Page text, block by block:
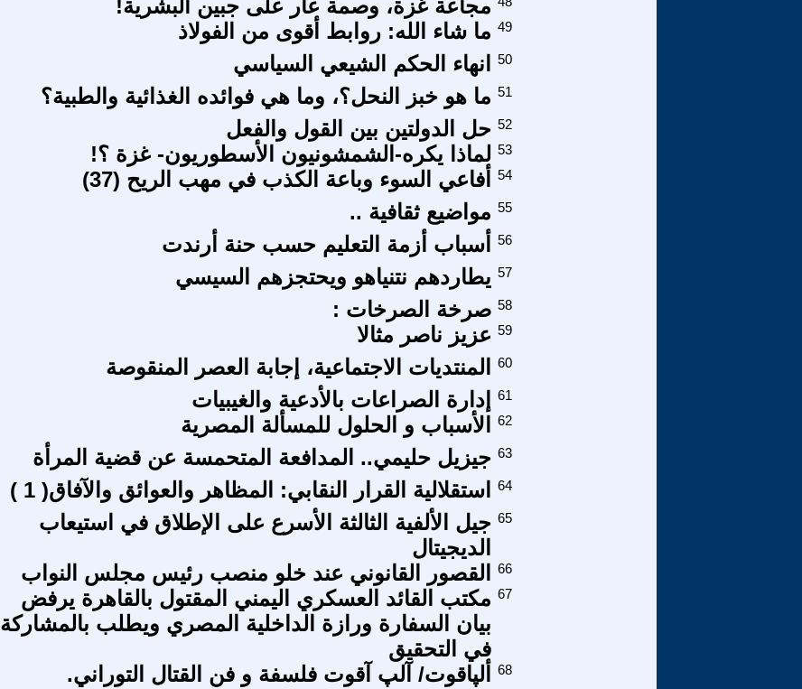
مجاعة غزة، وصمة عار على جبين البشرية!
ما شاء الله: روابط أقوى من الفولاذ 49
انهاء الحكم الشيعي السياسي 50
ما هو خبز النحل؟، وما هي فوائده الغذائية والطبية؟ 51
حل الدولتين بين القول والفعل 52
لماذا يكره-الشمشونيون الأسطوريون- غزة ؟! 53
أفاعي السوء وباعة الكذب في مهب الريح (37) 54
مواضيع ثقافية .. 55
أسباب أزمة التعليم حسب حنة أرندت 56
يطاردهم نتنياهو ويحتجزهم السيسي 57
صرخة الصرخات : 58
عزيز ناصر مثالا 59
المنتديات الاجتماعية، إجابة العصر المنقوصة 60
إدارة الصراعات بالأدعية والغيبيات
61
الأسباب و الحلول للمسألة المصرية 62
جيزيل حليمي.. المدافعة المتحمسة عن قضية المرأة 63
استقلالية القرار النقابي: المظاهر والعوائق والآفاق( 1 ) 64
جيل الألفية الثالثة الأسرع على الإطلاق في استيعاب
الديجيتال
65
القصور القانوني عند خلو منصب رئيس مجلس النواب
66
مكتب القائد العسكري اليمني المقتول بالقاهرة يرفض
بيان السفارة ورازة الداخلية المصري ويطلب بالمشاركة
في التحقيق
67
ألپاقوت/ آلپ آقوت فلسفة و فن القتال التوراني. 68